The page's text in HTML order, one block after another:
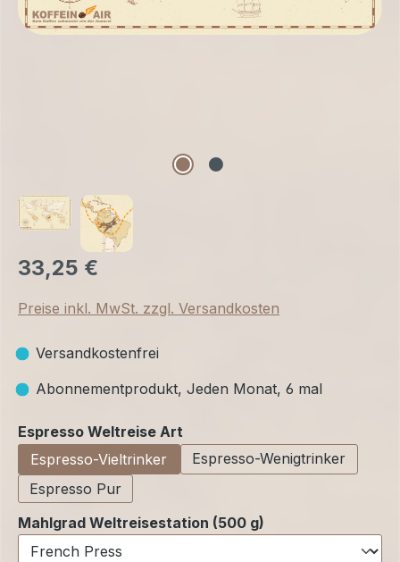
33,25 €
Preise inkl. MwSt. zzgl. Versandkosten
Versandkostenfrei
Abonnementprodukt, Jeden Monat, 6 mal
Espresso Weltreise Art
Espresso-Vieltrinker
Espresso-Wenigtrinker
Espresso Pur
Mahlgrad Weltreisestation (500 g)